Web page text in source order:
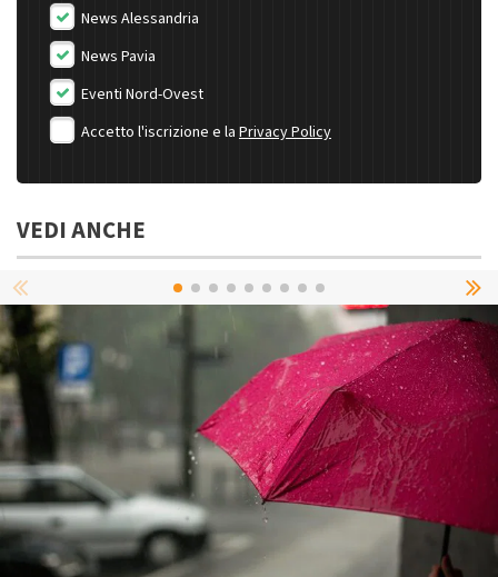
News Alessandria
News Pavia
Eventi Nord-Ovest
Accetto l'iscrizione e la Privacy Policy
VEDI ANCHE